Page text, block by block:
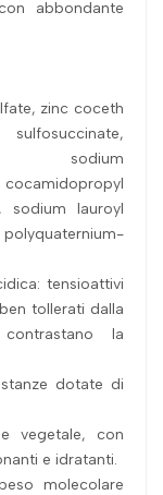
abbondante
zinc coceth
sodium
sodium lauroyl
tensioattivi
tollerati dalla
la
dotate di
vegetale, con
e idratanti.
molecolare